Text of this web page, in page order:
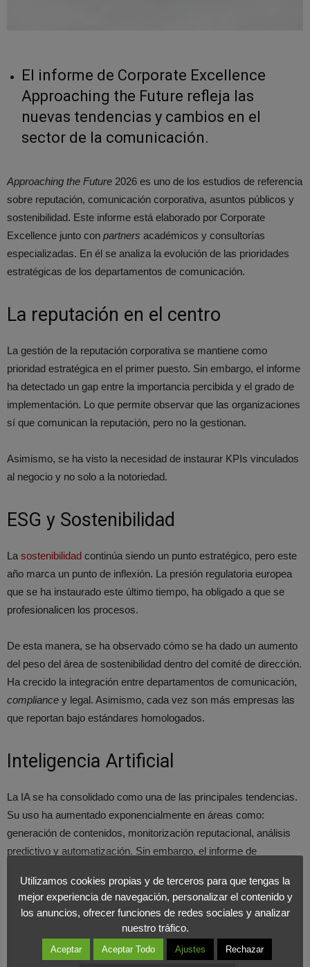
El informe de Corporate Excellence
Approaching the Future refleja las
nuevas tendencias y cambios en el
sector de la comunicación.
Approaching the Future 2026 es uno de los estudios de referencia
sobre reputación, comunicación corporativa, asuntos públicos y
sostenibilidad. Este informe está elaborado por Corporate
Excellence junto con partners académicos y consultorías
especializadas. En él se analiza la evolución de las prioridades
estratégicas de los departamentos de comunicación.
La reputación en el centro
La gestión de la reputación corporativa se mantiene como
prioridad estratégica en el primer puesto. Sin embargo, el informe
ha detectado un gap entre la importancia percibida y el grado de
implementación. Lo que permite observar que las organizaciones
sí que comunican la reputación, pero no la gestionan.
Asimismo, se ha visto la necesidad de instaurar KPIs vinculados
al negocio y no solo a la notoriedad.
ESG y Sostenibilidad
La sostenibilidad continúa siendo un punto estratégico, pero este
año marca un punto de inflexión. La presión regulatoria europea
que se ha instaurado este último tiempo, ha obligado a que se
profesionalicen los procesos.
De esta manera, se ha observado cómo se ha dado un aumento
del peso del área de sostenibilidad dentro del comité de dirección.
Ha crecido la integración entre departamentos de comunicación,
compliance y legal. Asimismo, cada vez son más empresas las
que reportan bajo estándares homologados.
Inteligencia Artificial
La IA se ha consolidado como una de las principales tendencias.
Su uso ha aumentado exponencialmente en áreas como:
generación de contenidos, monitorización reputacional, análisis
predictivo y automatización. Sin embargo, el informe de
internos, de formación especializada y demarcos éticos,
generando una situación de gran riesgo en las organizaciones.
Liderazgo y comunicación interna
Utilizamos cookies propias y de terceros para que tengas la
mejor experiencia de navegación, personalizar el contenido y
los anuncios, ofrecer funciones de redes sociales y analizar
nuestro tráfico.
Aceptar Aceptar Todo Ajustes Rechazar